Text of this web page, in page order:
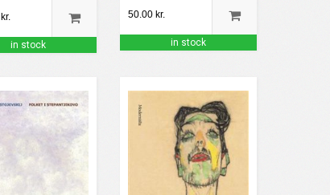
in stock
50.00 kr.
in stock